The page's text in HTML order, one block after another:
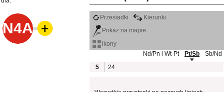
N4A
Przesiadki
Kierunki
Pokaż na mapie
ikony
Nd/Pn i Wt-Pt
Pt/Sb
Sb/Nd
5
24